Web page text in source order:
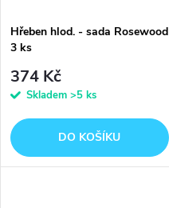
Hřeben hlod. - sada Rosewood
3 ks
374 Kč
Skladem >5 ks
DO KOŠÍKU